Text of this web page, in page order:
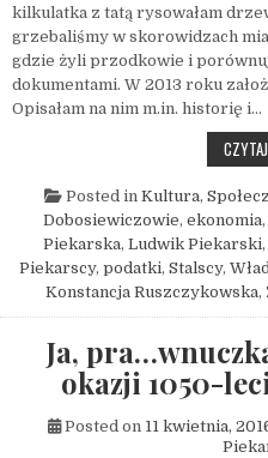
kilkulatka z tatą rysowałam
grzebaliśmy w skorowidzach
gdzie żyli przodkowie i
dokumentami. W 2013 roku
Opisałam na nim m.in. historię i…
Posted in Kultura,
Dobosiewiczowie, ekonomia,
Piekarska, Ludwik Piekarski,
Piekarscy, podatki, Stalscy,
Konstancja Ruszczykowska,
Ja,
okazji 1050-
Posted on 11 kwietnia,